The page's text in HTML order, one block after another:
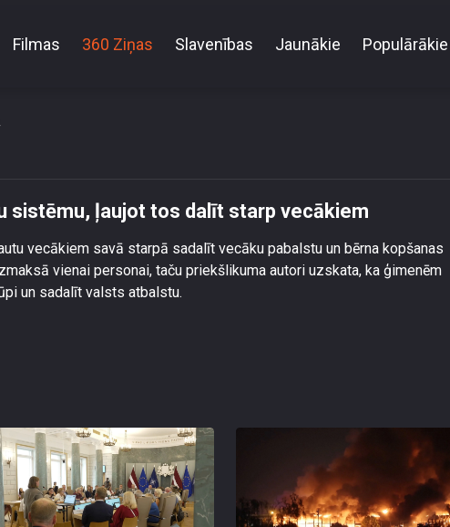
Filmas 360 Ziņas Slavenības Jaunākie Populārākie
sistēmu, ļaujot tos dalīt starp vecākiem
vecākiem savā starpā sadalīt vecāku pabalstu un bērna kopšanas
vienai personai, taču priekšlikuma autori uzskata, ka ģimenēm
un sadalīt valsts atbalstu.